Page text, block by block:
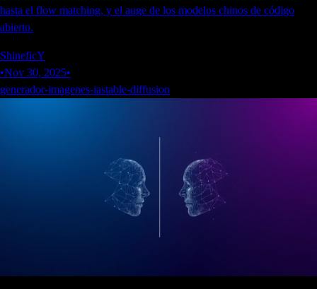
hasta el flow matching, y el auge de los modelos chinos de código
abierto.
ShineficY
•Nov 30, 2025•
generador-imagenes-iastable-diffusion